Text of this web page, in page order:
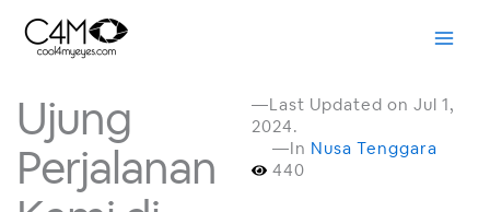
content
Ujung
Perjalanan
—Last Updated on Jul 1,
2024.
—In Nusa Tenggara
440